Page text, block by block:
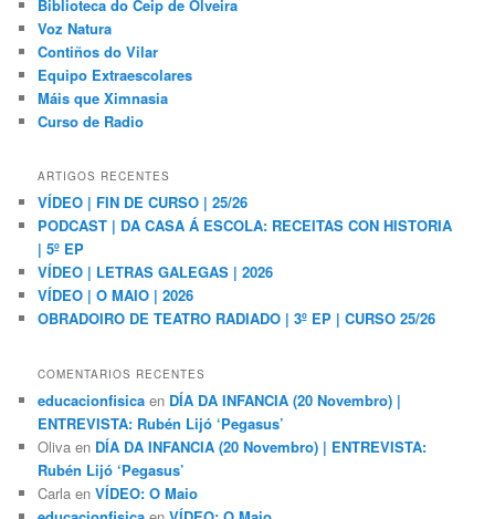
Biblioteca do Ceip de Olveira
Voz Natura
Contiños do Vilar
Equipo Extraescolares
Máis que Ximnasia
Curso de Radio
ARTIGOS RECENTES
VÍDEO | FIN DE CURSO | 25/26
PODCAST | DA CASA Á ESCOLA: RECEITAS CON HISTORIA
| 5º EP
VÍDEO | LETRAS GALEGAS | 2026
VÍDEO | O MAIO | 2026
OBRADOIRO DE TEATRO RADIADO | 3º EP | CURSO 25/26
COMENTARIOS RECENTES
educacionfisica en DÍA DA INFANCIA (20 Novembro) |
ENTREVISTA: Rubén Lijó ‘Pegasus’
Oliva en DÍA DA INFANCIA (20 Novembro) | ENTREVISTA:
Rubén Lijó ‘Pegasus’
Carla enVÍDEO: O Maio